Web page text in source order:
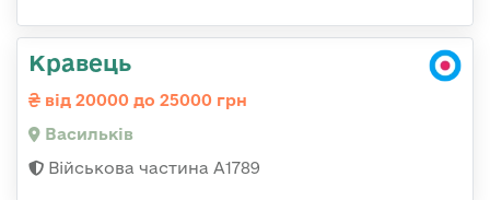
Кравець
від 20000 до 25000 грн
Васильків
Військова частина А1789